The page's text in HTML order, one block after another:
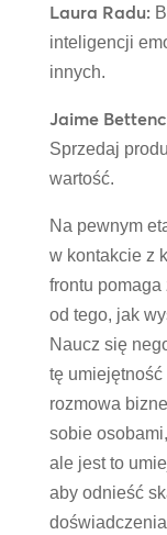
Laura Radu:
inteligencji
innych.
Jaime
Sprzedaj
wartość.
Na pewnym
w kontakcie z
frontu
od tego, jak
Naucz się
tę umiejętność
rozmowa
sobie
ale jest to
aby odnieść